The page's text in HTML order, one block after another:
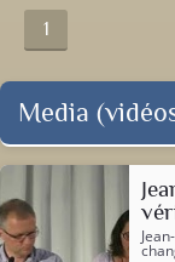
1
Media